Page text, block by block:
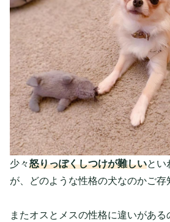
少々怒りっぽくしつけが難しいとい
が、どのような性格の犬なのかご存
またオスとメスの性格に違いがある